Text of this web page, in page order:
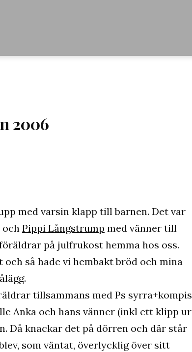
2006
med varsin klapp till barnen. Det var
Pippi Långstrump med vänner till
på julfrukost hemma hos oss.
så hade vi hembakt bröd och mina
tillsammans med Ps syrra+kompis
Anka och hans vänner (inkl ett klipp ur
Då knackar det på dörren och där står
som väntat, överlycklig över sitt